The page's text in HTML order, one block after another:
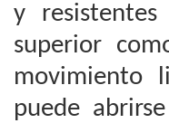
y
superior
movimiento
puede